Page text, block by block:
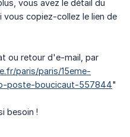
vous avez le détail du
vous copiez-collez le lien de
ou retour d'e-mail, par
paris/paris/15eme-
poste-boucicaut-557844"
besoin !